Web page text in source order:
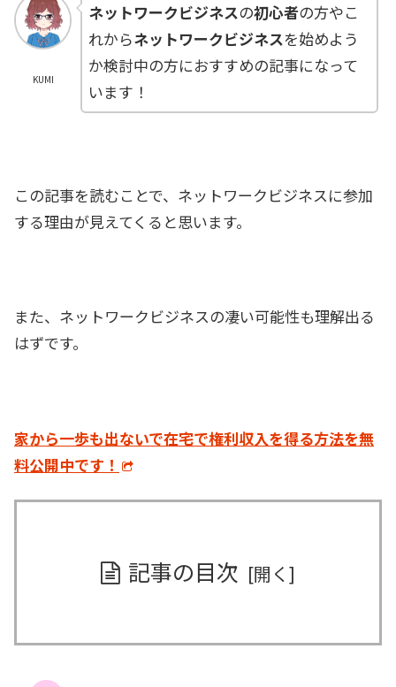
KUMI
ネットワークビジネスの初心者の方やこ
れからネットワークビジネスを始めよう
か検討中の方におすすめの記事になって
います！
この記事を読むことで、ネットワークビジネスに参加
する理由が見えてくると思います。
また、ネットワークビジネスの凄い可能性も理解出る
はずです。
家から一歩も出ないで在宅で権利収入を得る方法を無
料公開中です！
記事の目次